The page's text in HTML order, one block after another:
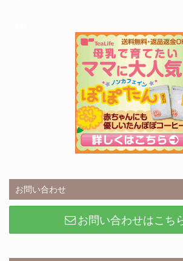
お問い合わせ
お問い合わせはこち